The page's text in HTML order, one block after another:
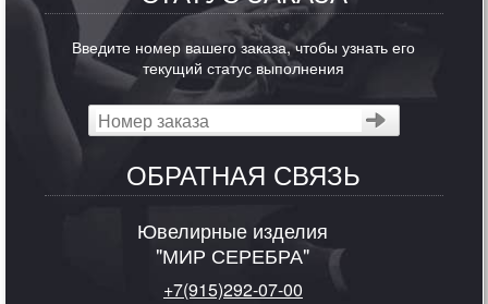
Введите номер вашего заказа, чтобы узнать его
текущий статус выполнения
ОБРАТНАЯ СВЯЗЬ
Ювелирные изделия
"МИР СЕРЕБРА"
+7(915)292-07-00